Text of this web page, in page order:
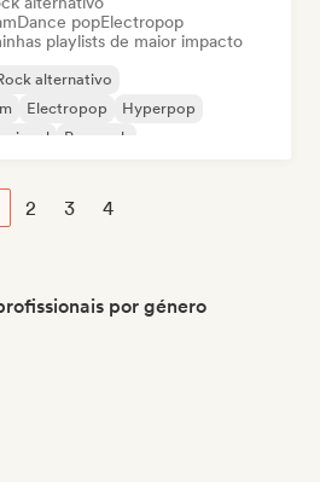
Dance popElectropop
playlists de maior impacto
alternativo
Electropop
Hyperpop
Pop rock
2 3 4
por género